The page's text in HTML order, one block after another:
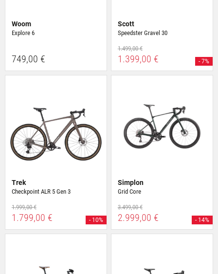
Woom
Explore 6
749,00 €
Scott
Speedster Gravel 30
1.499,00 €
1.399,00 € - 7%
Trek
Checkpoint ALR 5 Gen 3
1.999,00 €
1.799,00 € - 10%
Simplon
Grid Core
3.499,00 €
2.999,00 € - 14%